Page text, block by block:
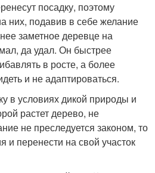
посадку, поэтому
них, подавив в себе желание
заметное деревце на
да удал. Он быстрее
в росте, а более
и не адаптироваться.
в условиях дикой природы и
растет дерево, не
не преследуется законом, то
и перенести на свой участок